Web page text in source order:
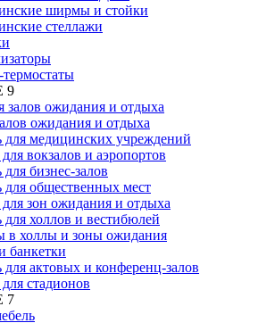
ширмы и стойки
стеллажи
9
ожидания и отдыха
для медицинских учреждений
вокзалов и аэропортов
бизнес-залов
для общественных мест
зон ожидания и отдыха
холлов и вестибюлей
в холлы и зоны ожидания
банкетки
актовых и конференц-залов
стадионов
7